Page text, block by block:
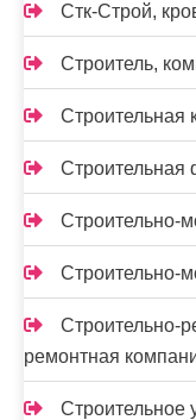
Стк-Строй,
Строитель,
Строительная
Строительная
Строительно-
Строительно-
Строительно-
ремонтная
Строительное